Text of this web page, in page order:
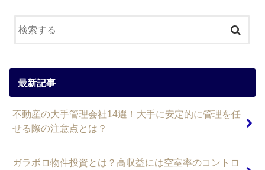
最新記事
不動産の大手管理会社14選！大手に安定的に管理を任
せる際の注意点とは？
ガラボロ物件投資とは？高収益には空室率のコントロ